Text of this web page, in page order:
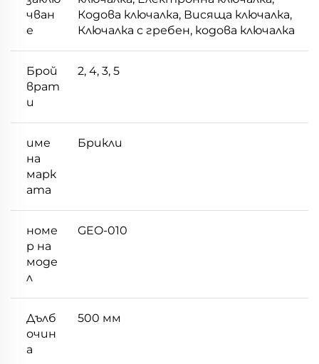
чван
е
Кодова ключалка, Висяща ключалка,
Ключалка с гребен, кодова ключалка
Брой
врат
и
2, 4, 3, 5
име
на
марк
ата
Брикли
номе
р на
моде
л
GEO-010
Дълб
очин
а
500 мм